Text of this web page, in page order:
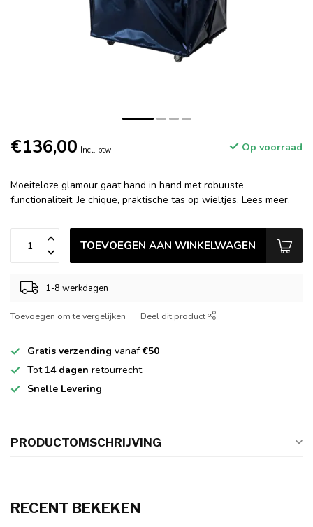
€136,00 Incl. btw Op voorraad
Moeiteloze glamour gaat hand in hand met robuuste
functionaliteit. Je chique, praktische tas op wieltjes. Lees meer.
TOEVOEGEN AAN WINKELWAGEN
1-8 werkdagen
Toevoegen om te vergelijken Deel dit product
Gratis verzending vanaf€50
Tot 14 dagen retourrecht
Snelle Levering
PRODUCTOMSCHRIJVING
RECENT BEKEKEN